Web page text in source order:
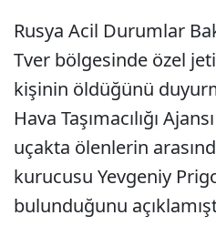
Rusya Acil Durumlar
Tver bölgesinde özel
kişinin öldüğünü
Hava Taşımacılığı
uçakta ölenlerin
kurucusu Yevgeniy
bulunduğunu